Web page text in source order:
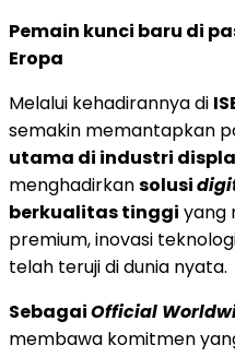
Pemain kunci baru di
Eropa
Melalui kehadirannya di
semakin memantapkan
utama di industri
menghadirkansolusi
berkualitas tinggi yang
premium, inovasi
telah teruji di dunia nyata.
SebagaiOfficial
membawa komitmen